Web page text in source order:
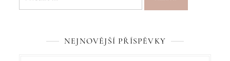
a
NEJNOVĚJŠÍ PŘÍSPĚVKY